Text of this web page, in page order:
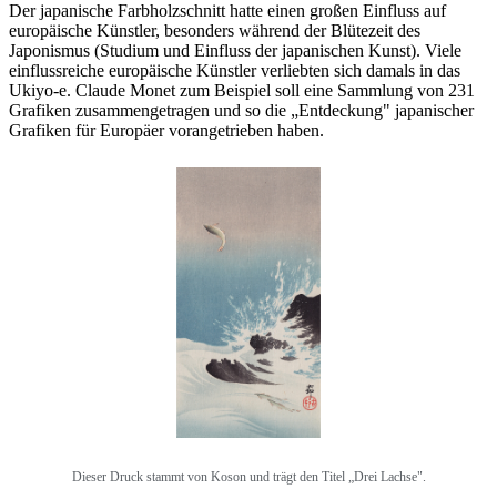
Der japanische Farbholzschnitt hatte einen großen Einfluss auf
europäische Künstler, besonders während der Blütezeit des
Japonismus (Studium und Einfluss der japanischen Kunst). Viele
einflussreiche europäische Künstler verliebten sich damals in das
Ukiyo-e. Claude Monet zum Beispiel soll eine Sammlung von 231
Grafiken zusammengetragen und so die „Entdeckung" japanischer
Grafiken für Europäer vorangetrieben haben.
Dieser Druck stammt von Koson und trägt den Titel „Drei Lachse".